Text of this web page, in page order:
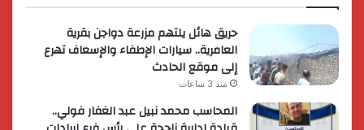
حريق هائل يلتهم مزرعة دواجن بقرية
العامرية.. سيارات الإطفاء والإسعاف تهرع
إلى موقع الحادث
منذ 3 ساعات
المحاسب محمد نبيل عبد الغفار فولي..